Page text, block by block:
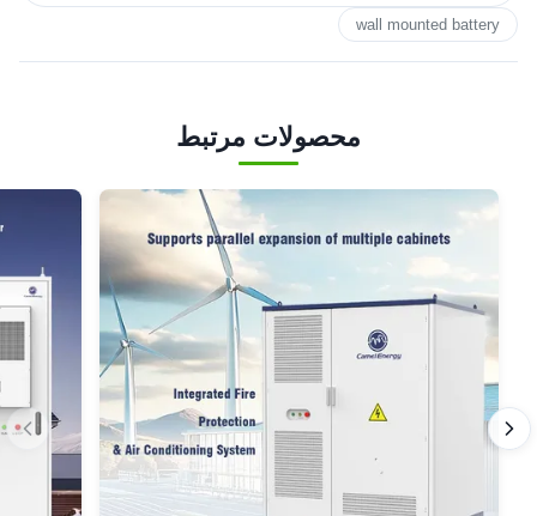
wall mounted battery
محصولات مرتبط